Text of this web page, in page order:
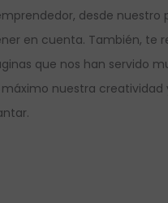
desde nuestro
en cuenta. También, te
que nos han servido
nuestra creatividad